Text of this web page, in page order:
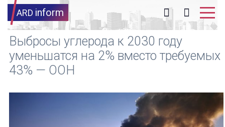
ARD inform
Выбросы углерода к 2030 году
уменьшатся на 2% вместо требуемых
43% — ООН